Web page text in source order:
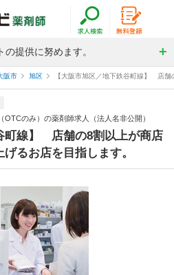
提供に努めます。
阪市 旭区 【大阪市旭区／地下鉄谷町線】 店
のみ）の薬剤師求人（法人名非公開）
町線】 店舗の8割以上が商店
るお店を目指します。